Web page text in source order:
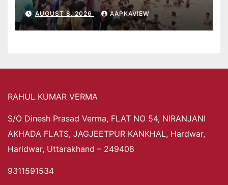
AUGUST 8, 2026 AAPKAVIEW
RAHUL KUMAR VERMA
S/O Dinesh Prasad Verma, FLAT NO 54, NIRANJANI
AKHADA FLATS, JAGJEETPUR KANKHAL, Hardwar,
Haridwar, Uttarakhand – 249408
9311591534